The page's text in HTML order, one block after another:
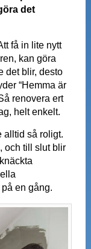
det
få in lite nytt
kan göra
det blir, desto
“Hemma är
renovera ert
helt enkelt.
alltid så roligt.
och till slut blir
en gång.